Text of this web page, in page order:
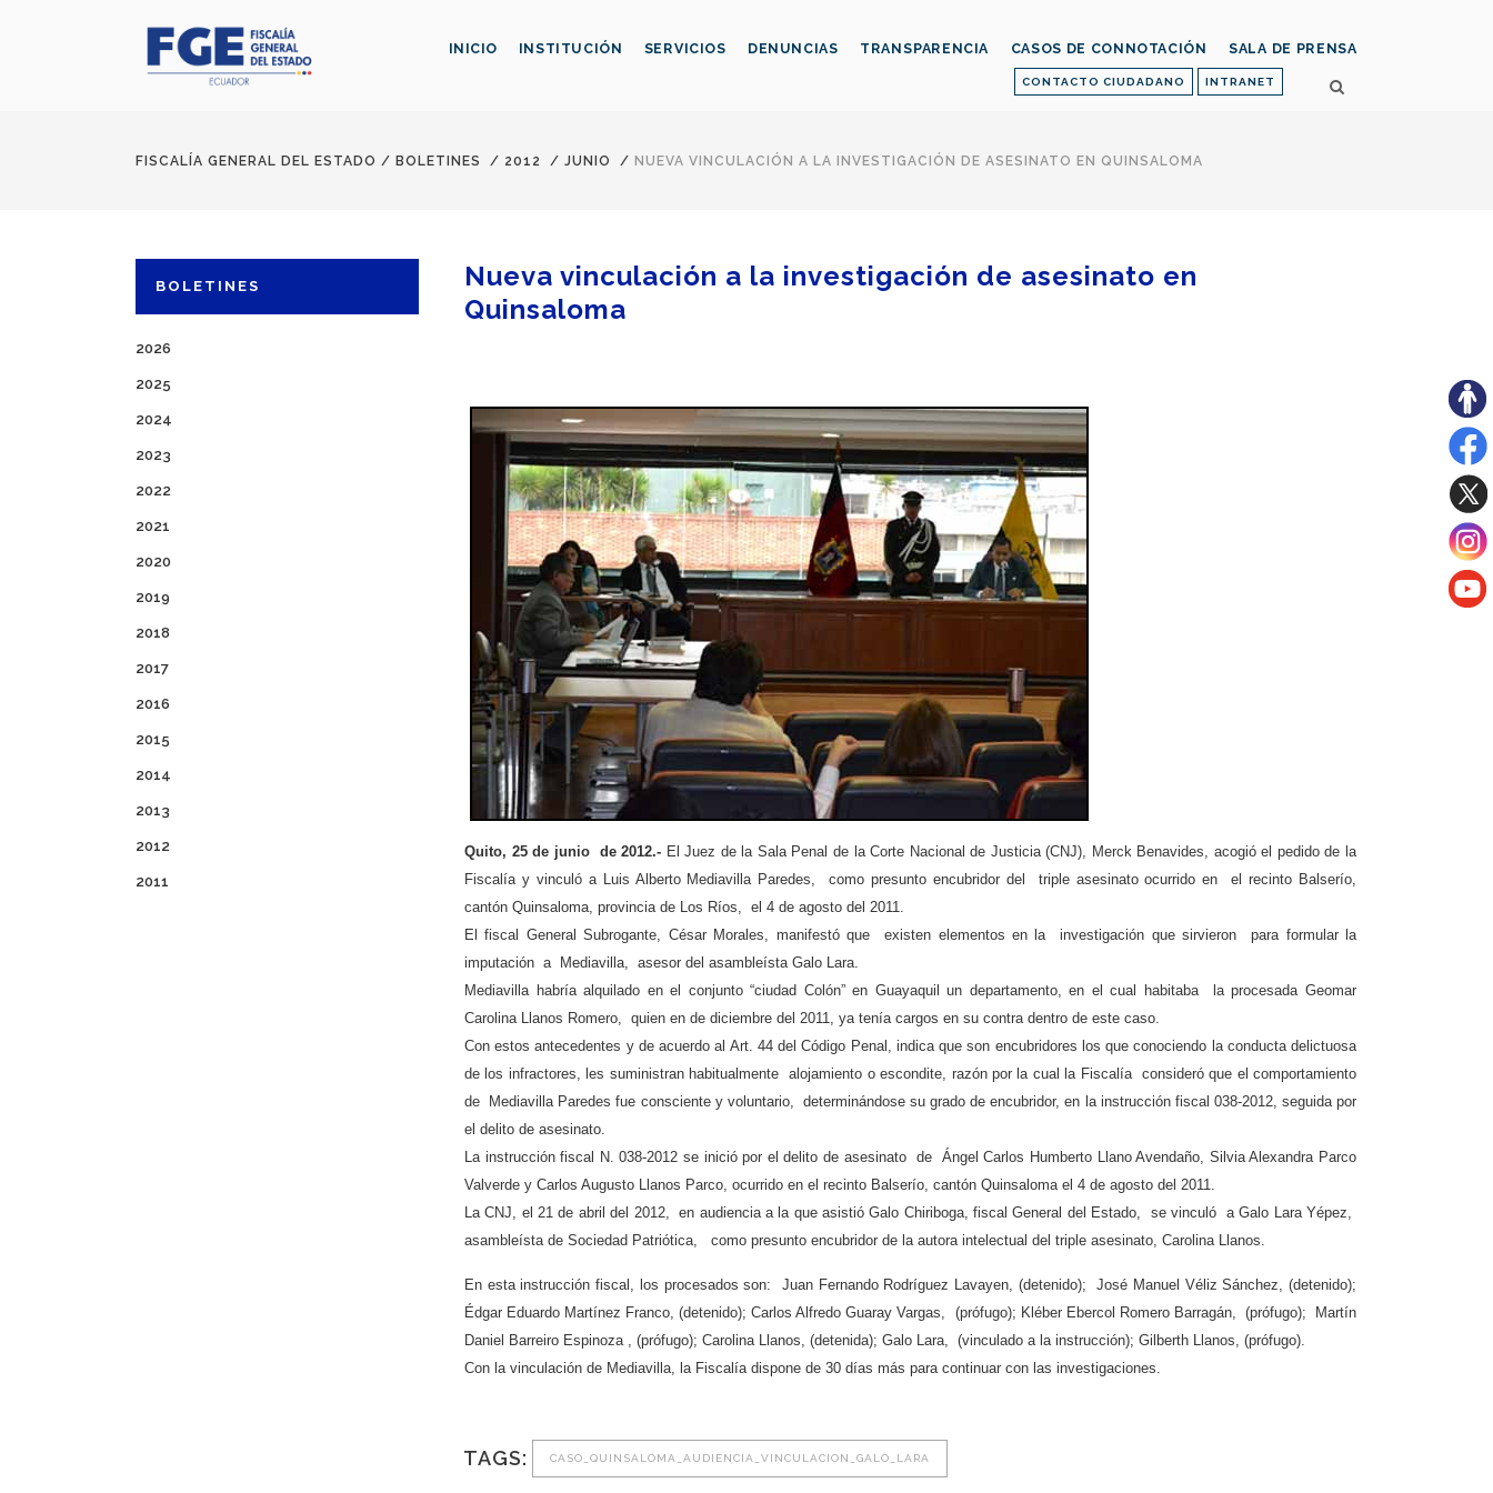
CONTACTO CIUDADANO INTRANET
INICIO INSTITUCIÓN SERVICIOS DENUNCIAS TRANSPARENCIA CASOS DE CONNOTACIÓN SALA DE PRENSA
FISCALÍA GENERAL DEL ESTADO / BOLETINES / 2012 / JUNIO / NUEVA VINCULACIÓN A LA INVESTIGACIÓN DE ASESINATO EN QUINSALOMA
BOLETINES
2026
2025
2024
2023
2022
2021
2020
2019
2018
2017
2016
2015
2014
2013
2012
2011
Nueva vinculación a la investigación de asesinato en
Quinsaloma
Quito, 25 de junio de 2012.- El Juez de la Sala Penal de la Corte Nacional de Justicia (CNJ), Merck Benavides, acogió el pedido de la
Fiscalía y vinculó a Luis Alberto Mediavilla Paredes, como presunto encubridor del triple asesinato ocurrido en el recinto Balserío,
cantón Quinsaloma, provincia de Los Ríos, el 4 de agosto del 2011.
El fiscal General Subrogante, César Morales, manifestó que existen elementos en la investigación que sirvieron para formular la
imputación a Mediavilla, asesor del asambleísta Galo Lara.
Mediavilla habría alquilado en el conjunto “ciudad Colón” en Guayaquil un departamento, en el cual habitaba la procesada Geomar
Carolina Llanos Romero, quien en de diciembre del 2011, ya tenía cargos en su contra dentro de este caso.
Con estos antecedentes y de acuerdo al Art. 44 del Código Penal, indica que son encubridores los que conociendo la conducta delictuosa
de los infractores, les suministran habitualmente alojamiento o escondite, razón por la cual la Fiscalía consideró que el comportamiento
de Mediavilla Paredes fue consciente y voluntario, determinándose su grado de encubridor, en la instrucción fiscal 038-2012, seguida por
el delito de asesinato.
La instrucción fiscal N. 038-2012 se inició por el delito de asesinato de Ángel Carlos Humberto Llano Avendaño, Silvia Alexandra Parco
Valverde y Carlos Augusto Llanos Parco, ocurrido en el recinto Balserío, cantón Quinsaloma el 4 de agosto del 2011.
La CNJ, el 21 de abril del 2012, en audiencia a la que asistió Galo Chiriboga, fiscal General del Estado, se vinculó a Galo Lara Yépez,
asambleísta de Sociedad Patriótica, como presunto encubridor de la autora intelectual del triple asesinato, Carolina Llanos.
En esta instrucción fiscal, los procesados son: Juan Fernando Rodríguez Lavayen, (detenido); José Manuel Véliz Sánchez, (detenido);
Édgar Eduardo Martínez Franco, (detenido); Carlos Alfredo Guaray Vargas, (prófugo); Kléber Ebercol Romero Barragán, (prófugo); Martín
Daniel Barreiro Espinoza , (prófugo); Carolina Llanos, (detenida); Galo Lara, (vinculado a la instrucción); Gilberth Llanos, (prófugo).
Con la vinculación de Mediavilla, la Fiscalía dispone de 30 días más para continuar con las investigaciones.
TAGS: CASO_QUINSALOMA_AUDIENCIA_VINCULACION_GALO_LARA